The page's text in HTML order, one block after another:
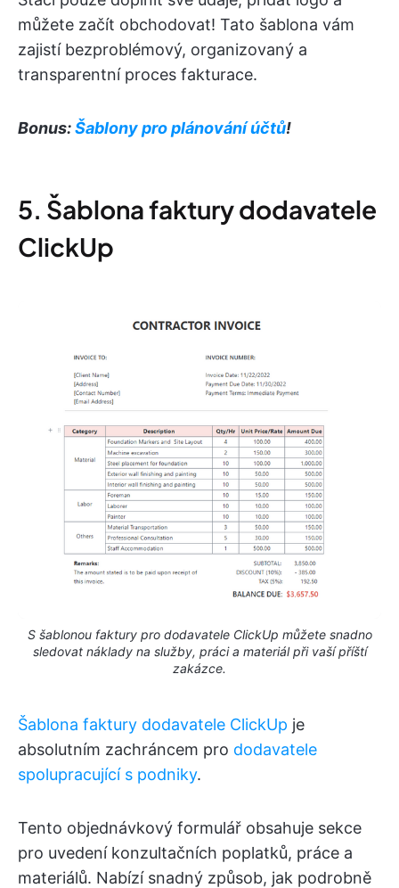
můžete začít obchodovat! Tato šablona vám
zajistí bezproblémový, organizovaný a
transparentní proces fakturace.
Bonus:Šablony pro plánování účtů!
5. Šablona faktury dodavatele
ClickUp
S šablonou faktury pro dodavatele ClickUp můžete snadno
sledovat náklady na služby, práci a materiál při vaší příští
zakázce.
Šablona faktury dodavatele ClickUp je
absolutním zachráncem pro dodavatele
spolupracující s podniky.
Tento objednávkový formulář obsahuje sekce
pro uvedení konzultačních poplatků, práce a
materiálů. Nabízí snadný způsob, jak podrobně